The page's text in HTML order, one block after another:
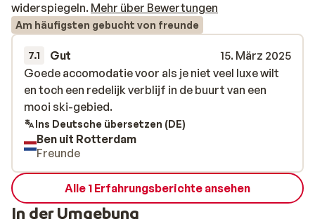
widerspiegeln. Mehr über Bewertungen
Am häufigsten gebucht von freunde
7.1 Gut
15. März 2025
Goede accomodatie voor als je niet veel luxe wilt
en toch een redelijk verblijf in de buurt van een
mooi ski-gebied.
Goede accomodatie voor als je niet veel luxe wilt
en toch een redelijk verblijf in de buurt van een
mooi ski-gebied.
Ins Deutsche übersetzen (DE)
Ben uit Rotterdam
Freunde
Alle 1 Erfahrungsberichte ansehen
In der Umgebung